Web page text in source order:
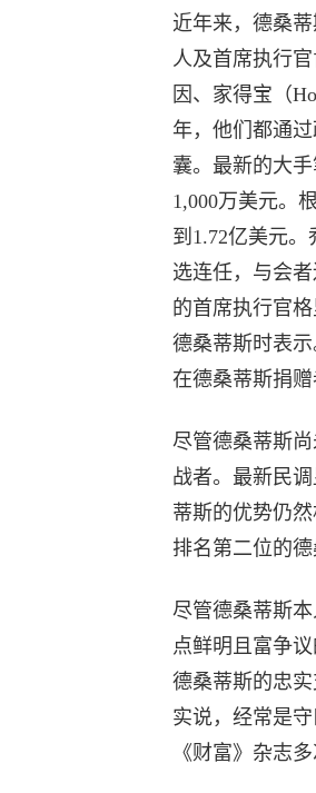
近年来，德桑
人及首席执行
因、家得宝（
年，他们都通过
囊。最新的大
1,000万美元。
到1.72亿美元
选连任，与会
的首席执行官
德桑蒂斯时表
在德桑蒂斯捐赠
尽管德桑蒂斯
战者。最新民
蒂斯的优势仍
排名第二位的德
尽管德桑蒂斯
点鲜明且富争
德桑蒂斯的忠
实说，经常是
《财富》杂志